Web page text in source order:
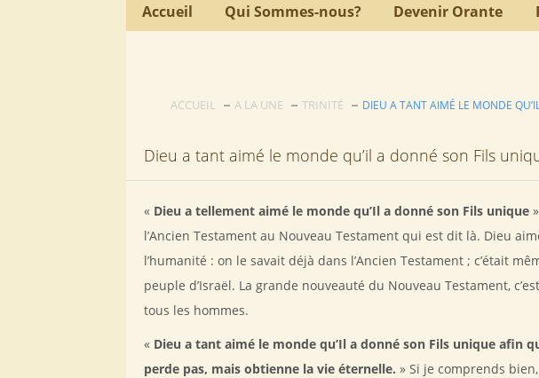
Accueil Qui Sommes-nous? Devenir Orante
ACCUEIL A LA UNE TRINITÉ DIEU A TANT AIMÉ LE MONDE
Dieu a tant aimé le monde qu’il a donné son Fils
« Dieu a tellement aimé le monde qu’Il a donné son Fils unique
l’Ancien Testament au Nouveau Testament qui est dit là. Dieu
l’humanité : on le savait déjà dans l’Ancien Testament ; c’était
peuple d’Israël. La grande nouveauté du Nouveau Testament,
tous les hommes.
« Dieu a tant aimé le monde qu’Il a donné son Fils unique afin
perde pas, mais obtienne la vie éternelle. » Si je comprends